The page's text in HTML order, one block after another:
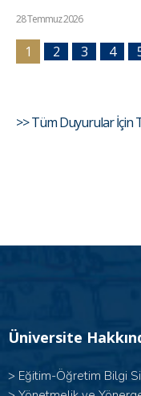
28 Temmuz 2026
1 2 3 4
>> Tüm Duyurular İçin
Üniversite
> Eğitim-Öğretim Bilgi